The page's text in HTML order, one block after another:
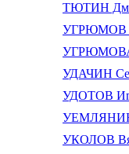
ТЮТИН
УГРЮМОВ
УГРЮМОВА
УДАЧИН
УДОТОВ
УЕМЛЯНИН
УКОЛОВ